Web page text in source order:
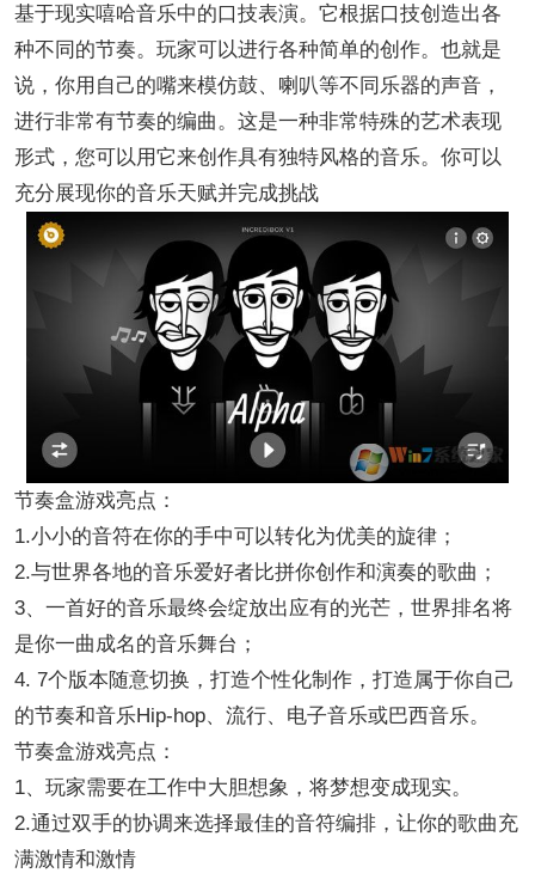
基于现实嘻哈音乐中的口技表演。它根据口技创造出各
种不同的节奏。玩家可以进行各种简单的创作。也就是
说，你用自己的嘴来模仿鼓、喇叭等不同乐器的声音，
进行非常有节奏的编曲。这是一种非常特殊的艺术表现
形式，您可以用它来创作具有独特风格的音乐。你可以
充分展现你的音乐天赋并完成挑战
节奏盒游戏亮点：
1.小小的音符在你的手中可以转化为优美的旋律；
2.与世界各地的音乐爱好者比拼你创作和演奏的歌曲；
3、一首好的音乐最终会绽放出应有的光芒，世界排名将
是你一曲成名的音乐舞台；
4. 7个版本随意切换，打造个性化制作，打造属于你自己
的节奏和音乐Hip-hop、流行、电子音乐或巴西音乐。
节奏盒游戏亮点：
1、玩家需要在工作中大胆想象，将梦想变成现实。
2.通过双手的协调来选择最佳的音符编排，让你的歌曲充
满激情和激情